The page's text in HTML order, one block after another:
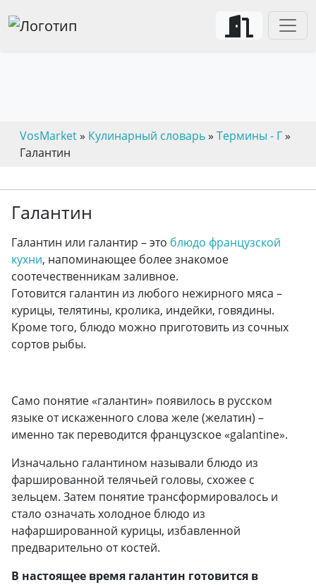
VosMarket» Кулинарный словарь» Термины - Г»
Галантин
Галантин
Галантин или галантир – это блюдо французской
кухни, напоминающее более знакомое
соотечественникам заливное.
Готовится галантин из любого нежирного мяса –
курицы, телятины, кролика, индейки, говядины.
Кроме того, блюдо можно приготовить из сочных
сортов рыбы.
Само понятие «галантин» появилось в русском
языке от искаженного слова желе (желатин) –
именно так переводится французское «galantine».
Изначально галантином называли блюдо из
фаршированной телячьей головы, схожее с
зельцем. Затем понятие трансформировалось и
стало означать холодное блюдо из
нафаршированной курицы, избавленной
предварительно от костей.
В настоящее время галантин готовится в